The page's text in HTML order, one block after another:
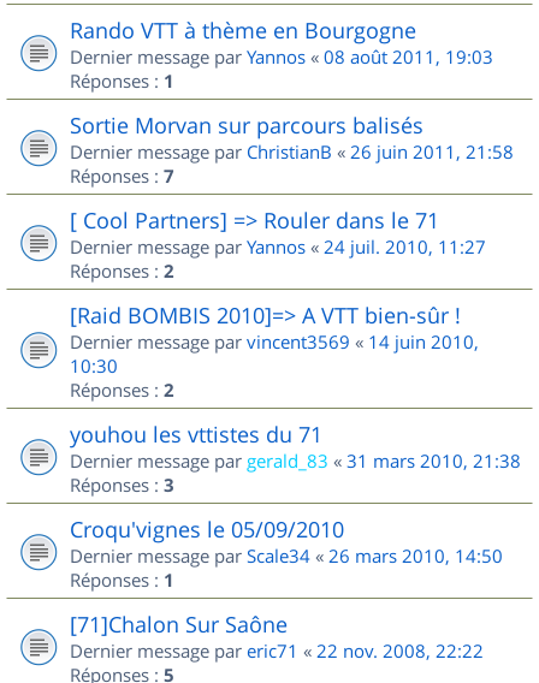
Rando VTT à thème en Bourgogne
Dernier message par Yannos « 08 août 2011, 19:03
Réponses : 1
Sortie Morvan sur parcours balisés
Dernier message par ChristianB « 26 juin 2011, 21:58
Réponses : 7
[ Cool Partners] => Rouler dans le 71
Dernier message par Yannos « 24 juil. 2010, 11:27
Réponses : 2
[Raid BOMBIS 2010]=> A VTT bien-sûr !
Dernier message par vincent3569 « 14 juin 2010,
10:30
Réponses : 2
youhou les vttistes du 71
Dernier message par gerald_83 « 31 mars 2010, 21:38
Réponses : 3
Croqu'vignes le 05/09/2010
Dernier message par Scale34 « 26 mars 2010, 14:50
Réponses : 1
[71]Chalon Sur Saône
Dernier message par eric71 « 22 nov. 2008, 22:22
Réponses : 5